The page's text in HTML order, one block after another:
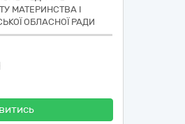
МАТЕРИНСТВА І
ОБЛАСНОЇ РАДИ